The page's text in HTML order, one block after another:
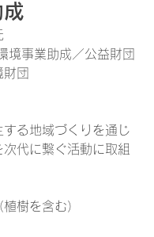
境事業助成／公益財団
団
る地域づくりを通じ
代に繋ぐ活動に取組
樹を含む）